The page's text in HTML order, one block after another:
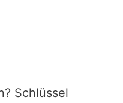
Schlüssel